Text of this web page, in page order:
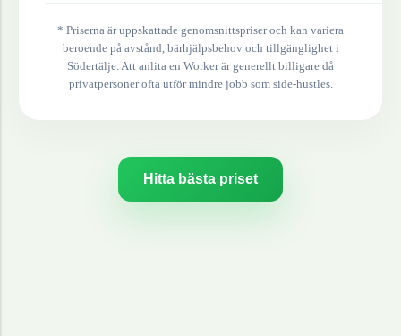
* Priserna är uppskattade genomsnittspriser och kan variera
beroende på avstånd, bärhjälpsbehov och tillgänglighet i
Södertälje . Att anlita en Worker är generellt billigare då
privatpersoner ofta utför mindre jobb som side-hustles.
Hitta bästa priset